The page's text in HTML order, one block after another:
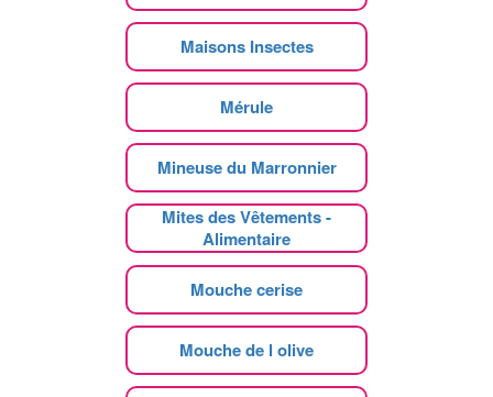
Maisons Insectes
Mérule
Mineuse du Marronnier
Mites des Vêtements -
Alimentaire
Mouche cerise
Mouche de l olive